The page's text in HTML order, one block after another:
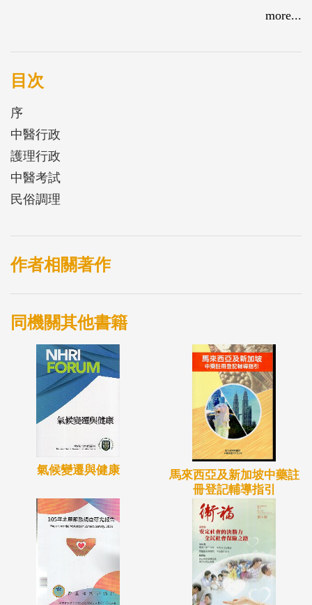
界對前開業務管理法規有正確認識，促進中醫醫事人
員合法從業，保障消費者權益。
more...
目次
序
中醫行政
護理行政
中醫考試
民俗調理
作者相關著作
同機關其他書籍
氣候變遷與健康
馬來西亞及新加坡中藥註
冊登記輔導指引